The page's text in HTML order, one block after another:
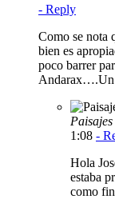
- Reply
Como se nota
bien es
poco barrer
Andarax….Un
1:08 -
Hola
estaba
como